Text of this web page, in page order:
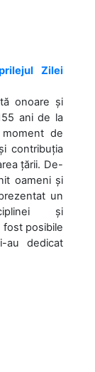
Zilei
onoare și
ani de la
de
contribuția
țării. De-
oameni și
un
și
fost posibile
au dedicat